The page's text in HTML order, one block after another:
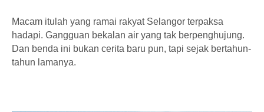
Macam itulah yang ramai rakyat Selangor terpaksa
hadapi. Gangguan bekalan air yang tak berpenghujung.
Dan benda ini bukan cerita baru pun, tapi sejak bertahun-
tahun lamanya.